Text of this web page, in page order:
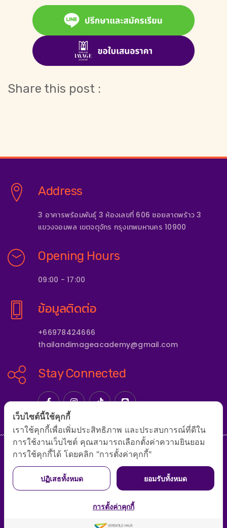
Share this post :
Address
3 อาคารพร้อมพันธุ์ 3 ห้องเลขที่ 606 ซอยลาดพร้าว 3
แขวงจอมพล เขตจตุจักร กรุงเทพมหานคร 10900
Opening Hours
09:00 - 17:00
ข้อมูลติดต่อ
+66978424666
thailandimageacademy@gmail.com
Stay Connected
หน้าแรก เกี่ยวกับสถาบัน หลักสูตร รูปแบบการจัดอบรม
ทีมโค้ชและผู้เชี่ยวชาญ
ติดต่อสถาบัน
Copyright © 2024 by THAILAND IMAGE ACADEMY
เว็บไซต์นี้ใช้คุกกี้
เราใช้คุกกี้เพื่อเพิ่มประสิทธิภาพ และประสบการณ์ที่ดีใน
การใช้งานเว็บไซต์ คุณสามารถเลือกตั้งค่าความยินยอม
การใช้คุกกี้ได้ โดยคลิก "การตั้งค่าคุกกี้"
ปฏิเสธทั้งหมด ยอมรับทั้งหมด
การตั้งค่าคุกกี้